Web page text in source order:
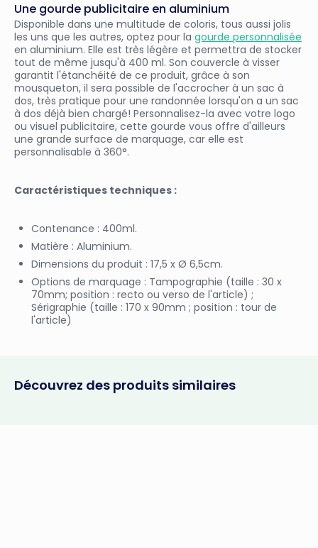
Une gourde publicitaire en aluminium
Disponible dans une multitude de coloris, tous aussi jolis
les uns que les autres, optez pour la gourde personnalisée
en aluminium. Elle est très légère et permettra de stocker
tout de même jusqu'à 400 ml. Son couvercle à visser
garantit l'étanchéité de ce produit, grâce à son
mousqueton, il sera possible de l'accrocher à un sac à
dos, très pratique pour une randonnée lorsqu'on a un sac
à dos déjà bien chargé! Personnalisez-la avec votre logo
ou visuel publicitaire, cette gourde vous offre d'ailleurs
une grande surface de marquage, car elle est
personnalisable à 360°.
Caractéristiques techniques :
Contenance : 400ml.
Matière : Aluminium.
Dimensions du produit : 17,5 x Ø 6,5cm.
Options de marquage : Tampographie (taille : 30 x
70mm; position : recto ou verso de l'article) ;
Sérigraphie (taille : 170 x 90mm ; position : tour de
l'article)
Découvrez des produits similaires